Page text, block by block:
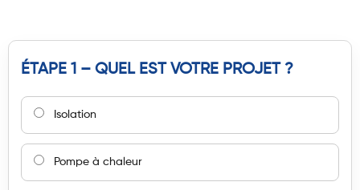
ÉTAPE 1 – QUEL EST VOTRE PROJET ?
Isolation
Pompe à chaleur